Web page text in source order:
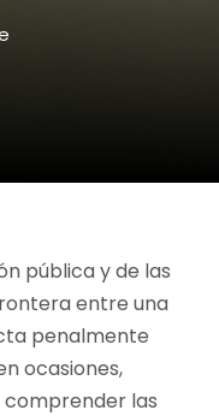
pública y de las
entre una
penalmente
ocasiones,
comprender las